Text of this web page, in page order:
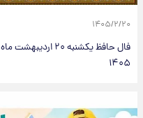
۱۴۰۵/۲/۲۰
فال حافظ یکشنبه ۲۰ اردیبهشت ماه
۱۴۰۵